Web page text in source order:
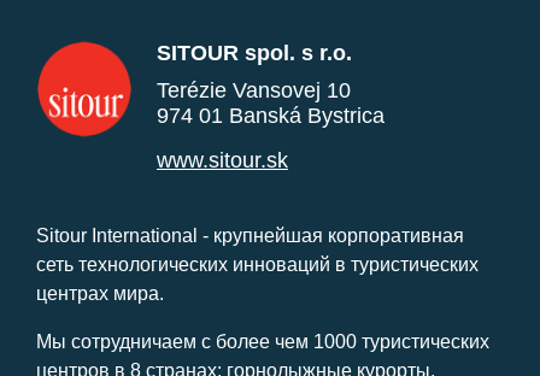
SITOUR spol. s r.o.
Terézie Vansovej 10
974 01 Banská Bystrica
www.sitour.sk
Sitour International - крупнейшая корпоративная
сеть технологических инноваций в туристических
центрах мира.
Мы сотрудничаем с более чем 1000 туристических
центров в 8 странах: горнолыжные курорты,